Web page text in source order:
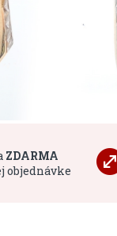
ZDARMA
objednávke